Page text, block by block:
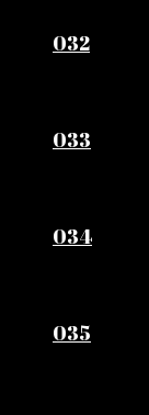
032
033
034
035